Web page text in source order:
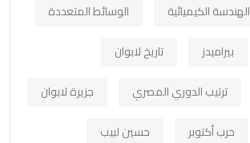
الهندسة الكيميائية
الوسائط المتعددة
بيراميدز
تاريخ لابوان
ترتيب الدوري المصري
جزيرة لابوان
حرب أكتوبر
حسين لبيب